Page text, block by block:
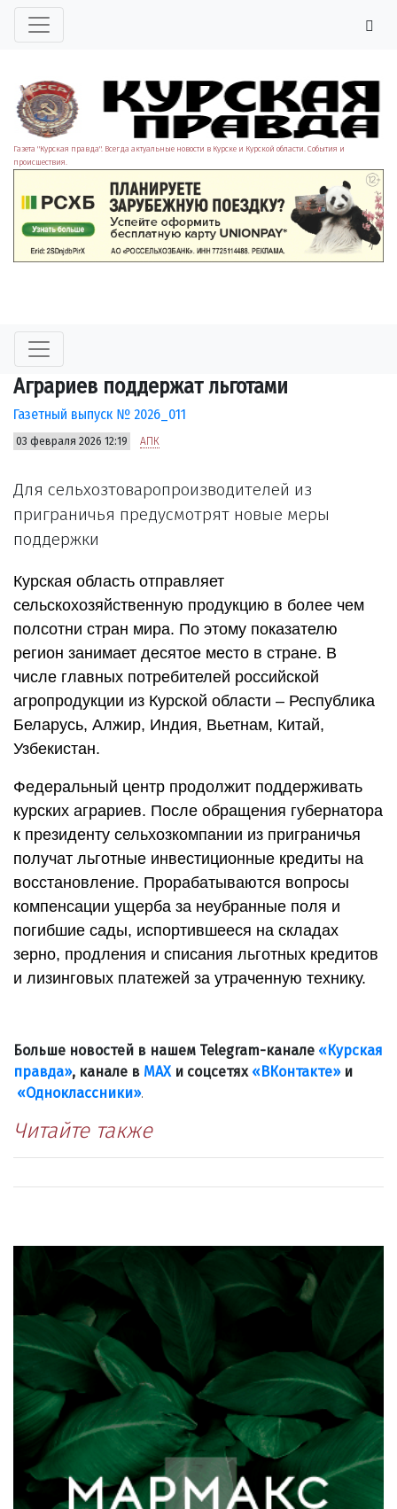
Газета "Курская правда". Всегда актуальные новости в Курске и Курской области. События и
происшествия.
Аграриев поддержат льготами
Газетный выпуск № 2026_011
03 февраля 2026 12:19 АПК
Для сельхозтоваропроизводителей из
приграничья предусмотрят новые меры
поддержки
Курская область отправляет
сельскохозяйственную продукцию в более чем
полсотни стран мира. По этому показателю
регион занимает десятое место в стране. В
числе главных потребителей российской
агропродукции из Курской области – Республика
Беларусь, Алжир, Индия, Вьетнам, Китай,
Узбекистан.
Федеральный центр продолжит поддерживать
курских аграриев. После обращения губернатора
к президенту сельхозкомпании из приграничья
получат льготные инвестиционные кредиты на
восстановление. Прорабатываются вопросы
компенсации ущерба за неубранные поля и
погибшие сады, испортившееся на складах
зерно, продления и списания льготных кредитов
и лизинговых платежей за утраченную технику.
Больше новостей в нашем Telegram-канале «Курская
правда», канале в МАХи соцсетях «ВКонтакте»и
«Одноклассники».
Читайте также